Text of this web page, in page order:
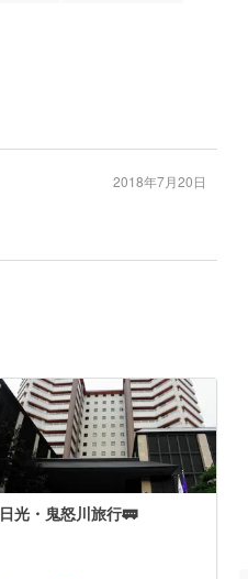
2018年7月20日
日光・鬼怒川旅行🚃